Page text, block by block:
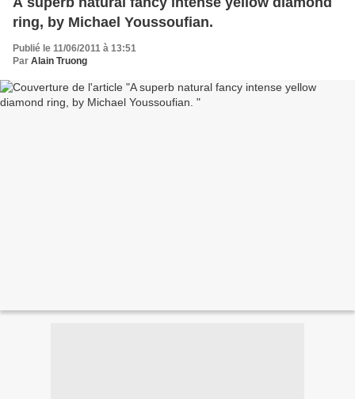
ring, by Michael Youssoufian.
Publié le 11/06/2011 à 13:51
Par Alain Truong